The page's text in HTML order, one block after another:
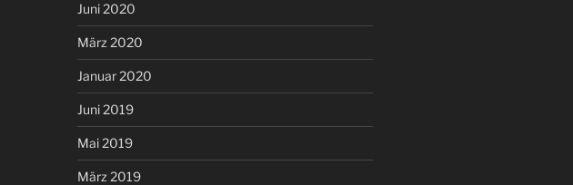
Juni 2020
März 2020
Januar 2020
Juni 2019
Mai 2019
März 2019